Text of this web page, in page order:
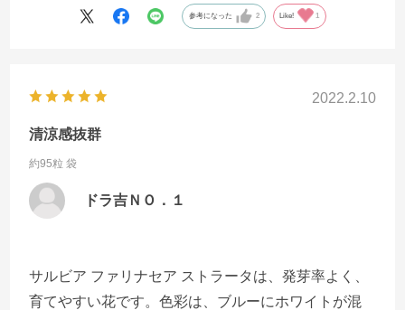
参考になった 2 Like! 1
2022.2.10
清涼感抜群
約95粒 袋
ドラ吉ＮＯ．１
サルビア ファリナセア ストラータは、発芽率よく、
育てやすい花です。色彩は、ブルーにホワイトが混